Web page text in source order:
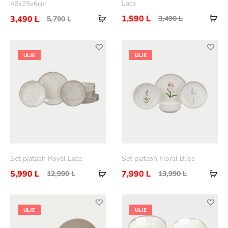
Shtoje
shportë
46x25x6cm
5,790L
3,490 L
Lace
3,490L
1,590 L
ULJE
Shtoje
shportë
Set pjatash Royal Lace
12,990L
5,990 L
ULJE
Set pjatash Floral Bliss
13,990L
7,990 L
ULJE ULJE